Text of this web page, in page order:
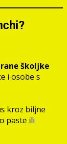
školjke
i osobe s
kroz biljne
paste ili